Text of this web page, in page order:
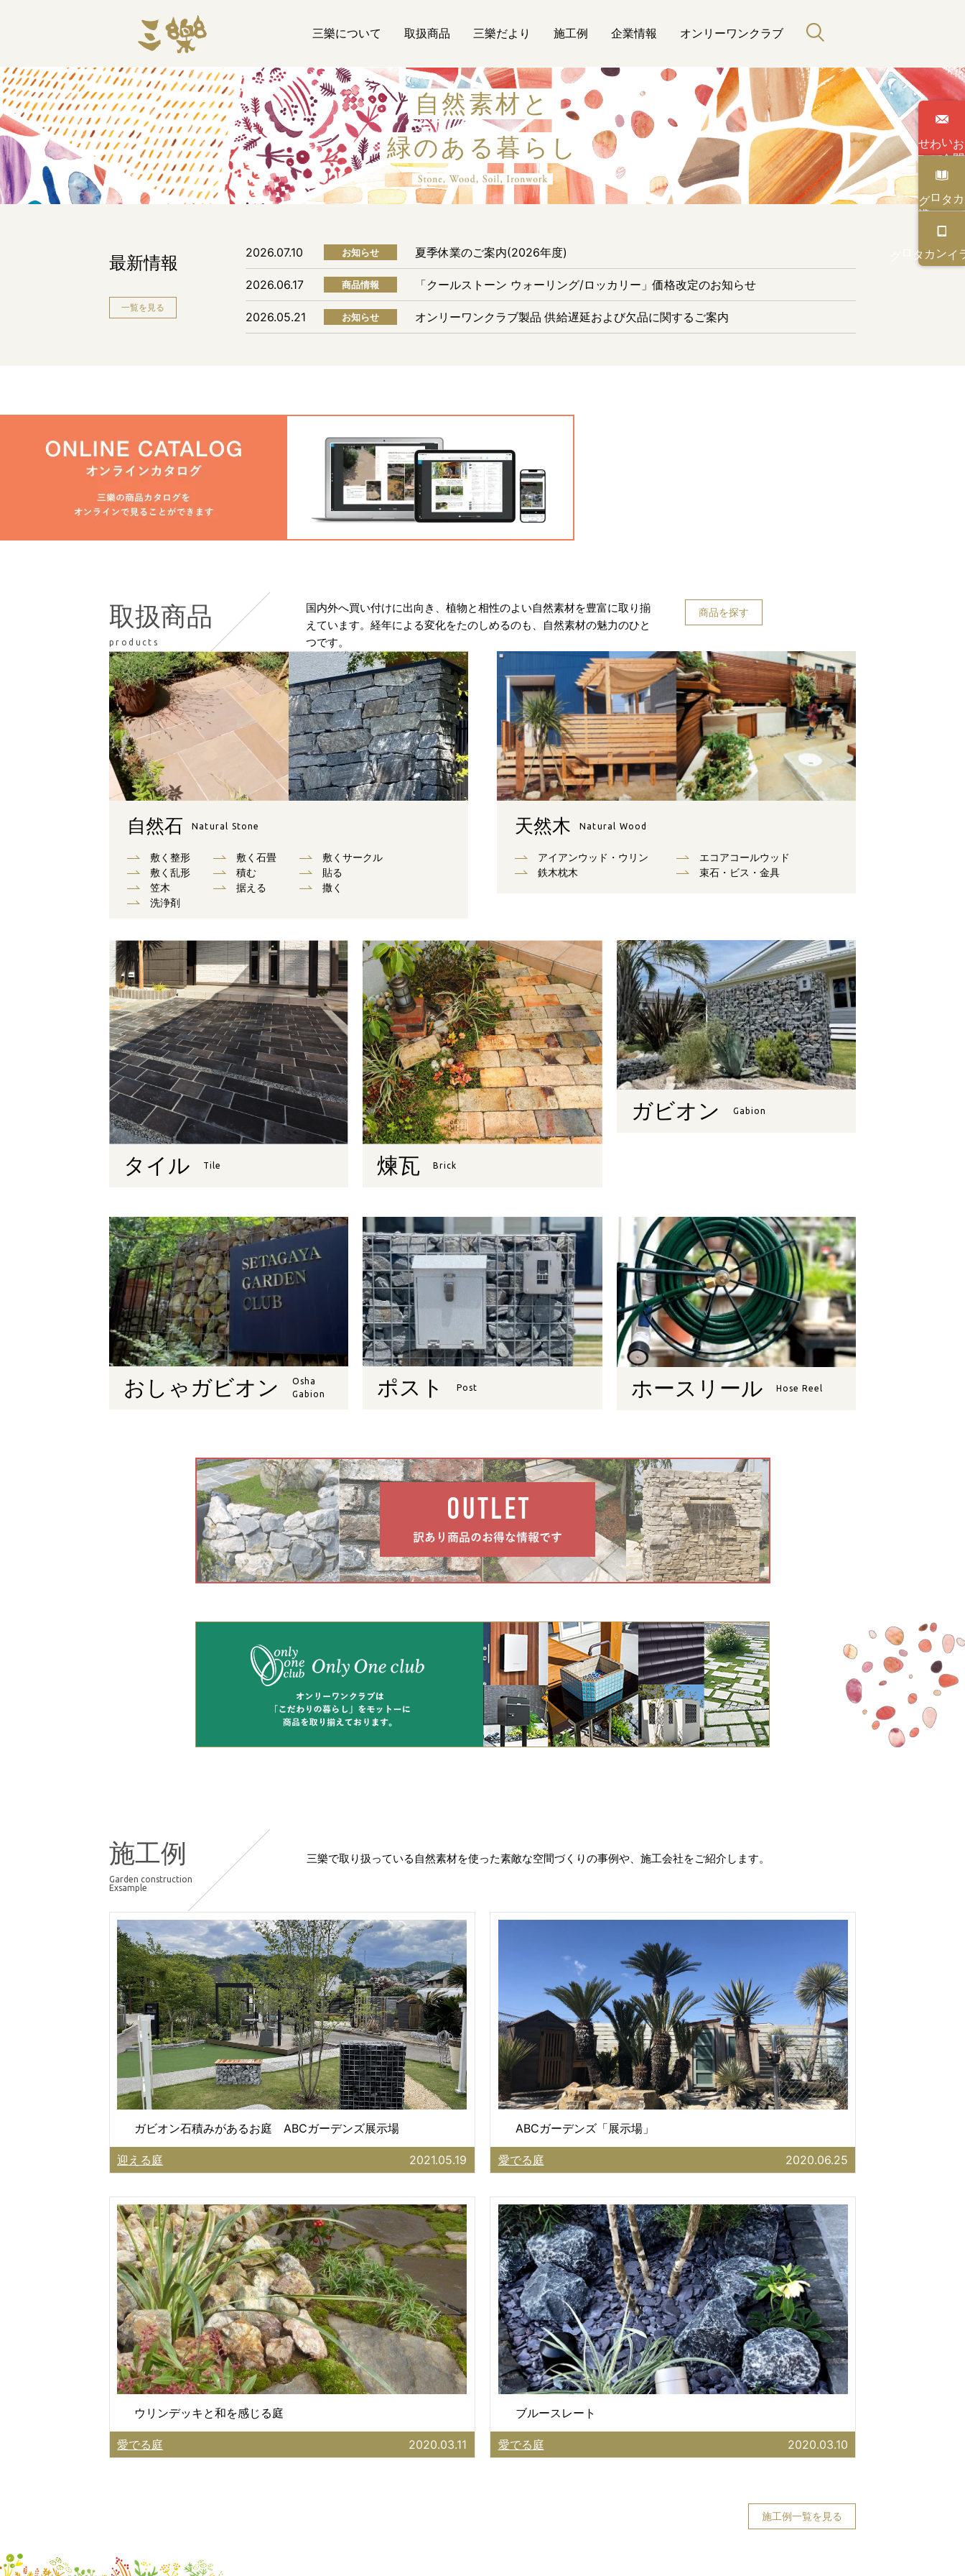
い
わせ
カタログ
オンライン
三樂について 取扱商品 三樂だより 施工例 企業情報 オンリーワンクラブ
自然素材と
緑のある暮らし
最新情報
一覧を見る
2026.07.10 お知らせ 夏季休業のご案内(2026年度)
2026.06.17 商品情報 「クールストーン ウォーリング/ロッカリー」価格改定のお知らせ
2026.05.21 お知らせ オンリーワンクラブ製品 供給遅延および欠品に関するご案内
取扱商品
products
国内外へ買い付けに出向き、植物と相性のよい自然素材を豊富に取り揃
えています。経年による変化をたのしめるのも、自然素材の魅力のひと
つです。
商品を探す
自然石 Natural Stone
敷く整形 敷く石畳
敷くサークル
敷く乱形
積む
貼る
笠木
据える
撒く
洗浄剤
天然木 Natural Wood
アイアンウッド・ウリン
エコアコールウッド
鉄木枕木
束⽯・ビス・⾦具
タイル Tile 煉瓦 Brick
ガビオン Gabion
おしゃガビオン
Osha
Gabion
ポスト Post ホースリール Hose Reel
施工例
Garden construction
Exsample
三樂で取り扱っている自然素材を使った素敵な空間づくりの事例や、施工会社をご紹介します。
ガビオン石積みがあるお庭 ABCガーデンズ展示場
迎える庭 2021.05.19
ABCガーデンズ「展示場」
愛でる庭 2020.06.25
ウリンデッキと和を感じる庭
愛でる庭 2020.03.11
ブルースレート
愛でる庭 2020.03.10
施工例一覧を見る